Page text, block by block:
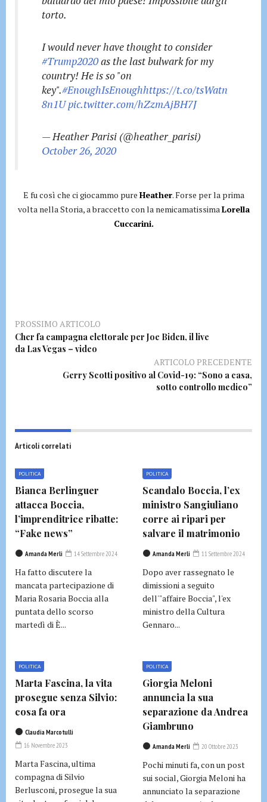
torto.
I would never have thought to consider
#Trump2020as the last bulwark for my
country! He is so "on
key".#EnoughIsEnoughhttps://t.co/tsWatn
8n1Upic.twitter.com/hZzmAjBH7J
— Heather Parisi (@heather_parisi)
October 26, 2020
E fu così che ci giocammo pure Heather. Forse per la prima
volta nella Storia, a braccetto con la nemicamatissimaLorella
Cuccarini.
PROSSIMO ARTICOLO
Cher fa campagna elettorale per Joe Biden, il live
da Las Vegas – video
ARTICOLO PRECEDENTE
Gerry Scotti positivo al Covid-19: “Sono a casa,
sotto controllo medico”
Articoli correlati
POLITICA
Bianca Berlinguer
attacca Boccia,
l’imprenditrice ribatte:
“Fake news”
Amanda Merli 14 Settembre 2024
Ha fatto discutere la
mancata partecipazione di
Maria Rosaria Boccia alla
puntata dello scorso
martedì di È...
POLITICA
Scandalo Boccia, l’ex
ministro Sangiuliano
corre ai ripari per
salvare il matrimonio
Amanda Merli 11 Settembre 2024
Dopo aver rassegnato le
dimissioni a seguito
dell'"affaire Boccia", l'ex
ministro della Cultura
Gennaro...
POLITICA
Marta Fascina, la vita
prosegue senza Silvio:
cosa fa ora
Claudia Marcotulli
16 Novembre 2023
Marta Fascina, ultima
compagna di Silvio
Berlusconi, prosegue la sua
POLITICA
Giorgia Meloni
annuncia la sua
separazione da Andrea
Giambruno
Amanda Merli 20 Ottobre 2023
Pochi minuti fa, con un post
sui social, Giorgia Meloni ha
annunciato la separazione